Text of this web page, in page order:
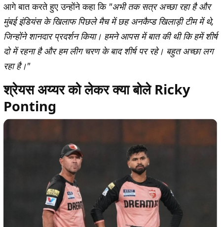
आगे बात करते हुए उन्होंने कहा कि "अभी तक सत्र अच्छा रहा है और
मुंबई इंडियंस के खिलाफ पिछले मैच में छह अनकैप्ड खिलाड़ी टीम में थे,
जिन्होंने शानदार प्रदर्शन किया। हमने आपस में बात की थी कि हमें शीर्ष
दो में रहना है और हम लीग चरण के बाद शीर्ष पर रहे। बहुत अच्छा लग
रहा है।"
श्रेयस अय्यर को लेकर क्या बोले Ricky
Ponting